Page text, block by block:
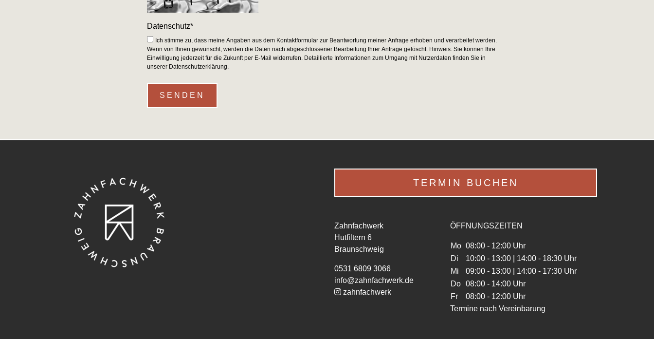
Datenschutz*
Ich stimme zu, dass meine Angaben aus dem Kontaktformular zur Beantwortung meiner Anfrage erhoben und verarbeitet werden.
Wenn von Ihnen gewünscht, werden die Daten nach abgeschlossener Bearbeitung Ihrer Anfrage gelöscht. Hinweis: Sie können Ihre
Einwilligung jederzeit für die Zukunft per E-Mail widerrufen. Detaillierte Informationen zum Umgang mit Nutzerdaten finden Sie in
unserer Datenschutzerklärung.
TERMIN BUCHEN
Zahnfachwerk
Hutfiltern 6
Braunschweig
0531 6809 3066
info@zahnfachwerk.de
zahnfachwerk
ÖFFNUNGSZEITEN
Mo 08:00 - 12:00 Uhr
Di
10:00 - 13:00 | 14:00 - 18:30 Uhr
Mi
09:00 - 13:00 | 14:00 - 17:30 Uhr
Do 08:00 - 14:00 Uhr
Fr
08:00 - 12:00 Uhr
Termine nach Vereinbarung